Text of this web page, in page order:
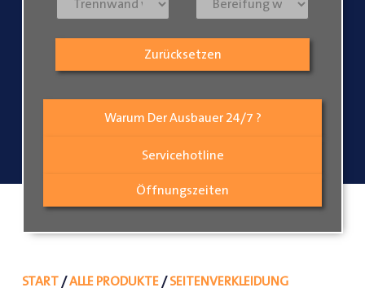
Warum Der Ausbauer 24/7 ?
Servicehotline
Öffnungszeiten
Zurücksetzen
START/ALLE PRODUKTE/SEITENVERKLEIDUNG